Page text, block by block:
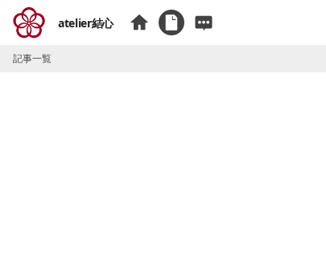
atelier結心
記事一覧